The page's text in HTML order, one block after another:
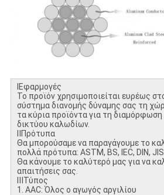
ⅠΕφαρμογές
Το προϊόν χρησιμοποιείται ευρέως
σύστημα διανομής δύναμης σας τη
τα κύρια προϊόντα για τη
δικτύου καλωδίων.
ⅡΠρότυπα
Θα μπορούσαμε να παραγάγουμε το
πολλά πρότυπα: ASTM, BS, IEC, DIN,
Θα κάνουμε το καλύτερό μας για να
απαιτήσεις σας.
ⅢΤύπος
1. AAC: Όλος ο αγωγός αργιλίου